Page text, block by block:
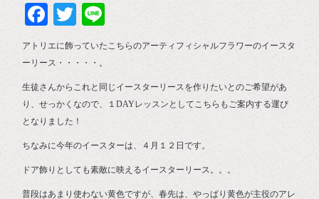
Facebook
Twitter
アトリエに飾っていたこちらのアーティフィシャルフラワーのイースタ
ーリース・・・・・。
生徒さんからこれと同じイースターリースを作りたいとのご希望があ
り、せっかくなので、１DAYレッスンとしてこちらもご案内する運び
となりました！
ちなみに今年のイースターは、４月１２日です。
ドア飾りとしても素敵に映えるイースターリース。。。
普段はあまり使わない黄色ですが、春先は、やっぱり黄色が主役のアレ